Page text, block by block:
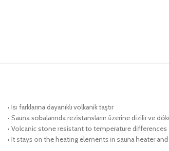
• Isı farklarına dayanıklı volkanik taştır
• Sauna sobalarında rezistansların üzerine dizilir ve
• Volcanic stone resistant to temperature differences
• It stays on the heating elements in sauna heater